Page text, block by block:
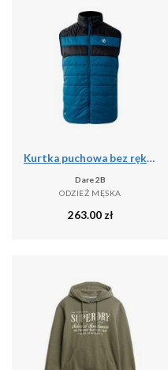
Kurtka puchowa bez rękawów Dare 2B Touring II
Dare 2B
ODZIEŻ MĘSKA
263.00 zł